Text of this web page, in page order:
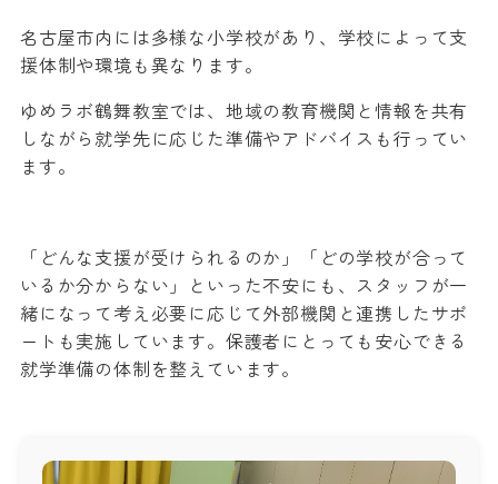
名古屋市内には多様な小学校があり、学校によって支
援体制や環境も異なります。
ゆめラボ鶴舞教室では、地域の教育機関と情報を共有
しながら就学先に応じた準備やアドバイスも行ってい
ます。
「どんな支援が受けられるのか」「どの学校が合って
いるか分からない」といった不安にも、スタッフが一
緒になって考え必要に応じて外部機関と連携したサポ
ートも実施しています。保護者にとっても安心できる
就学準備の体制を整えています。